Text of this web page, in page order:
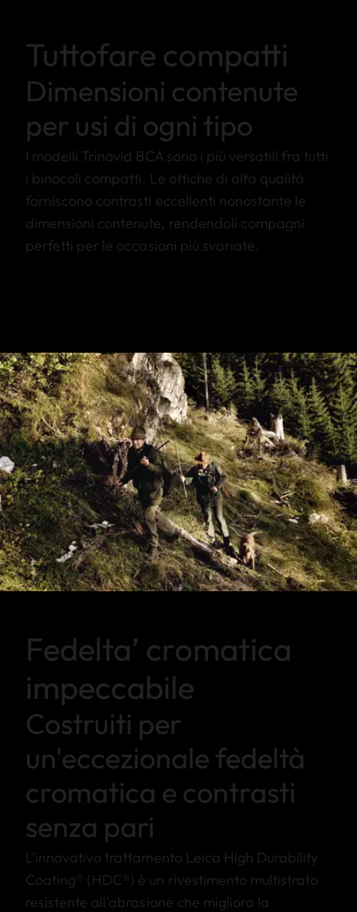
Tuttofare compatti
Dimensioni contenute
per usi di ogni tipo
I modelli Trinovid BCA sono i più versatili fra tutti
i binocoli compatti. Le ottiche di alta qualità
forniscono contrasti eccellenti nonostante le
dimensioni contenute, rendendoli compagni
perfetti per le occasioni più svariate.
Fedelta’ cromatica
impeccabile
Costruiti per
un'eccezionale fedeltà
cromatica e contrasti
senza pari
L'innovativo trattamento Leica High Durability
Coating® (HDC®) è un rivestimento multistrato
resistente all'abrasione che migliora la